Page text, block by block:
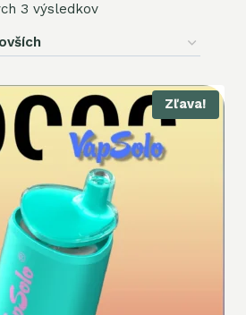
3 výsledkov
Zľava!